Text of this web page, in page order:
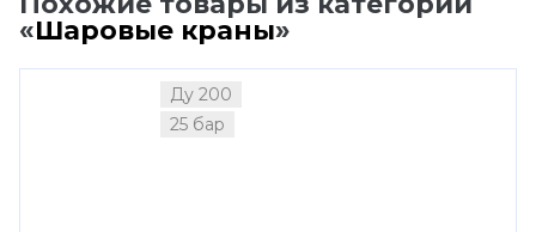
«Шаровые краны»
Ду 200
25 бар